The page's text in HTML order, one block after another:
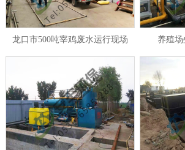
龙口市500吨宰鸡废水运行现场 养殖